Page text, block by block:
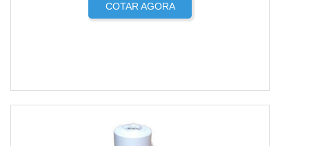
COTAR AGORA